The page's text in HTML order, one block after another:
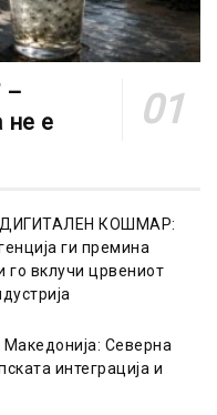
–
не е
КОШМАР:
ги премина
го вклучи црвениот
Северна
интеграција и